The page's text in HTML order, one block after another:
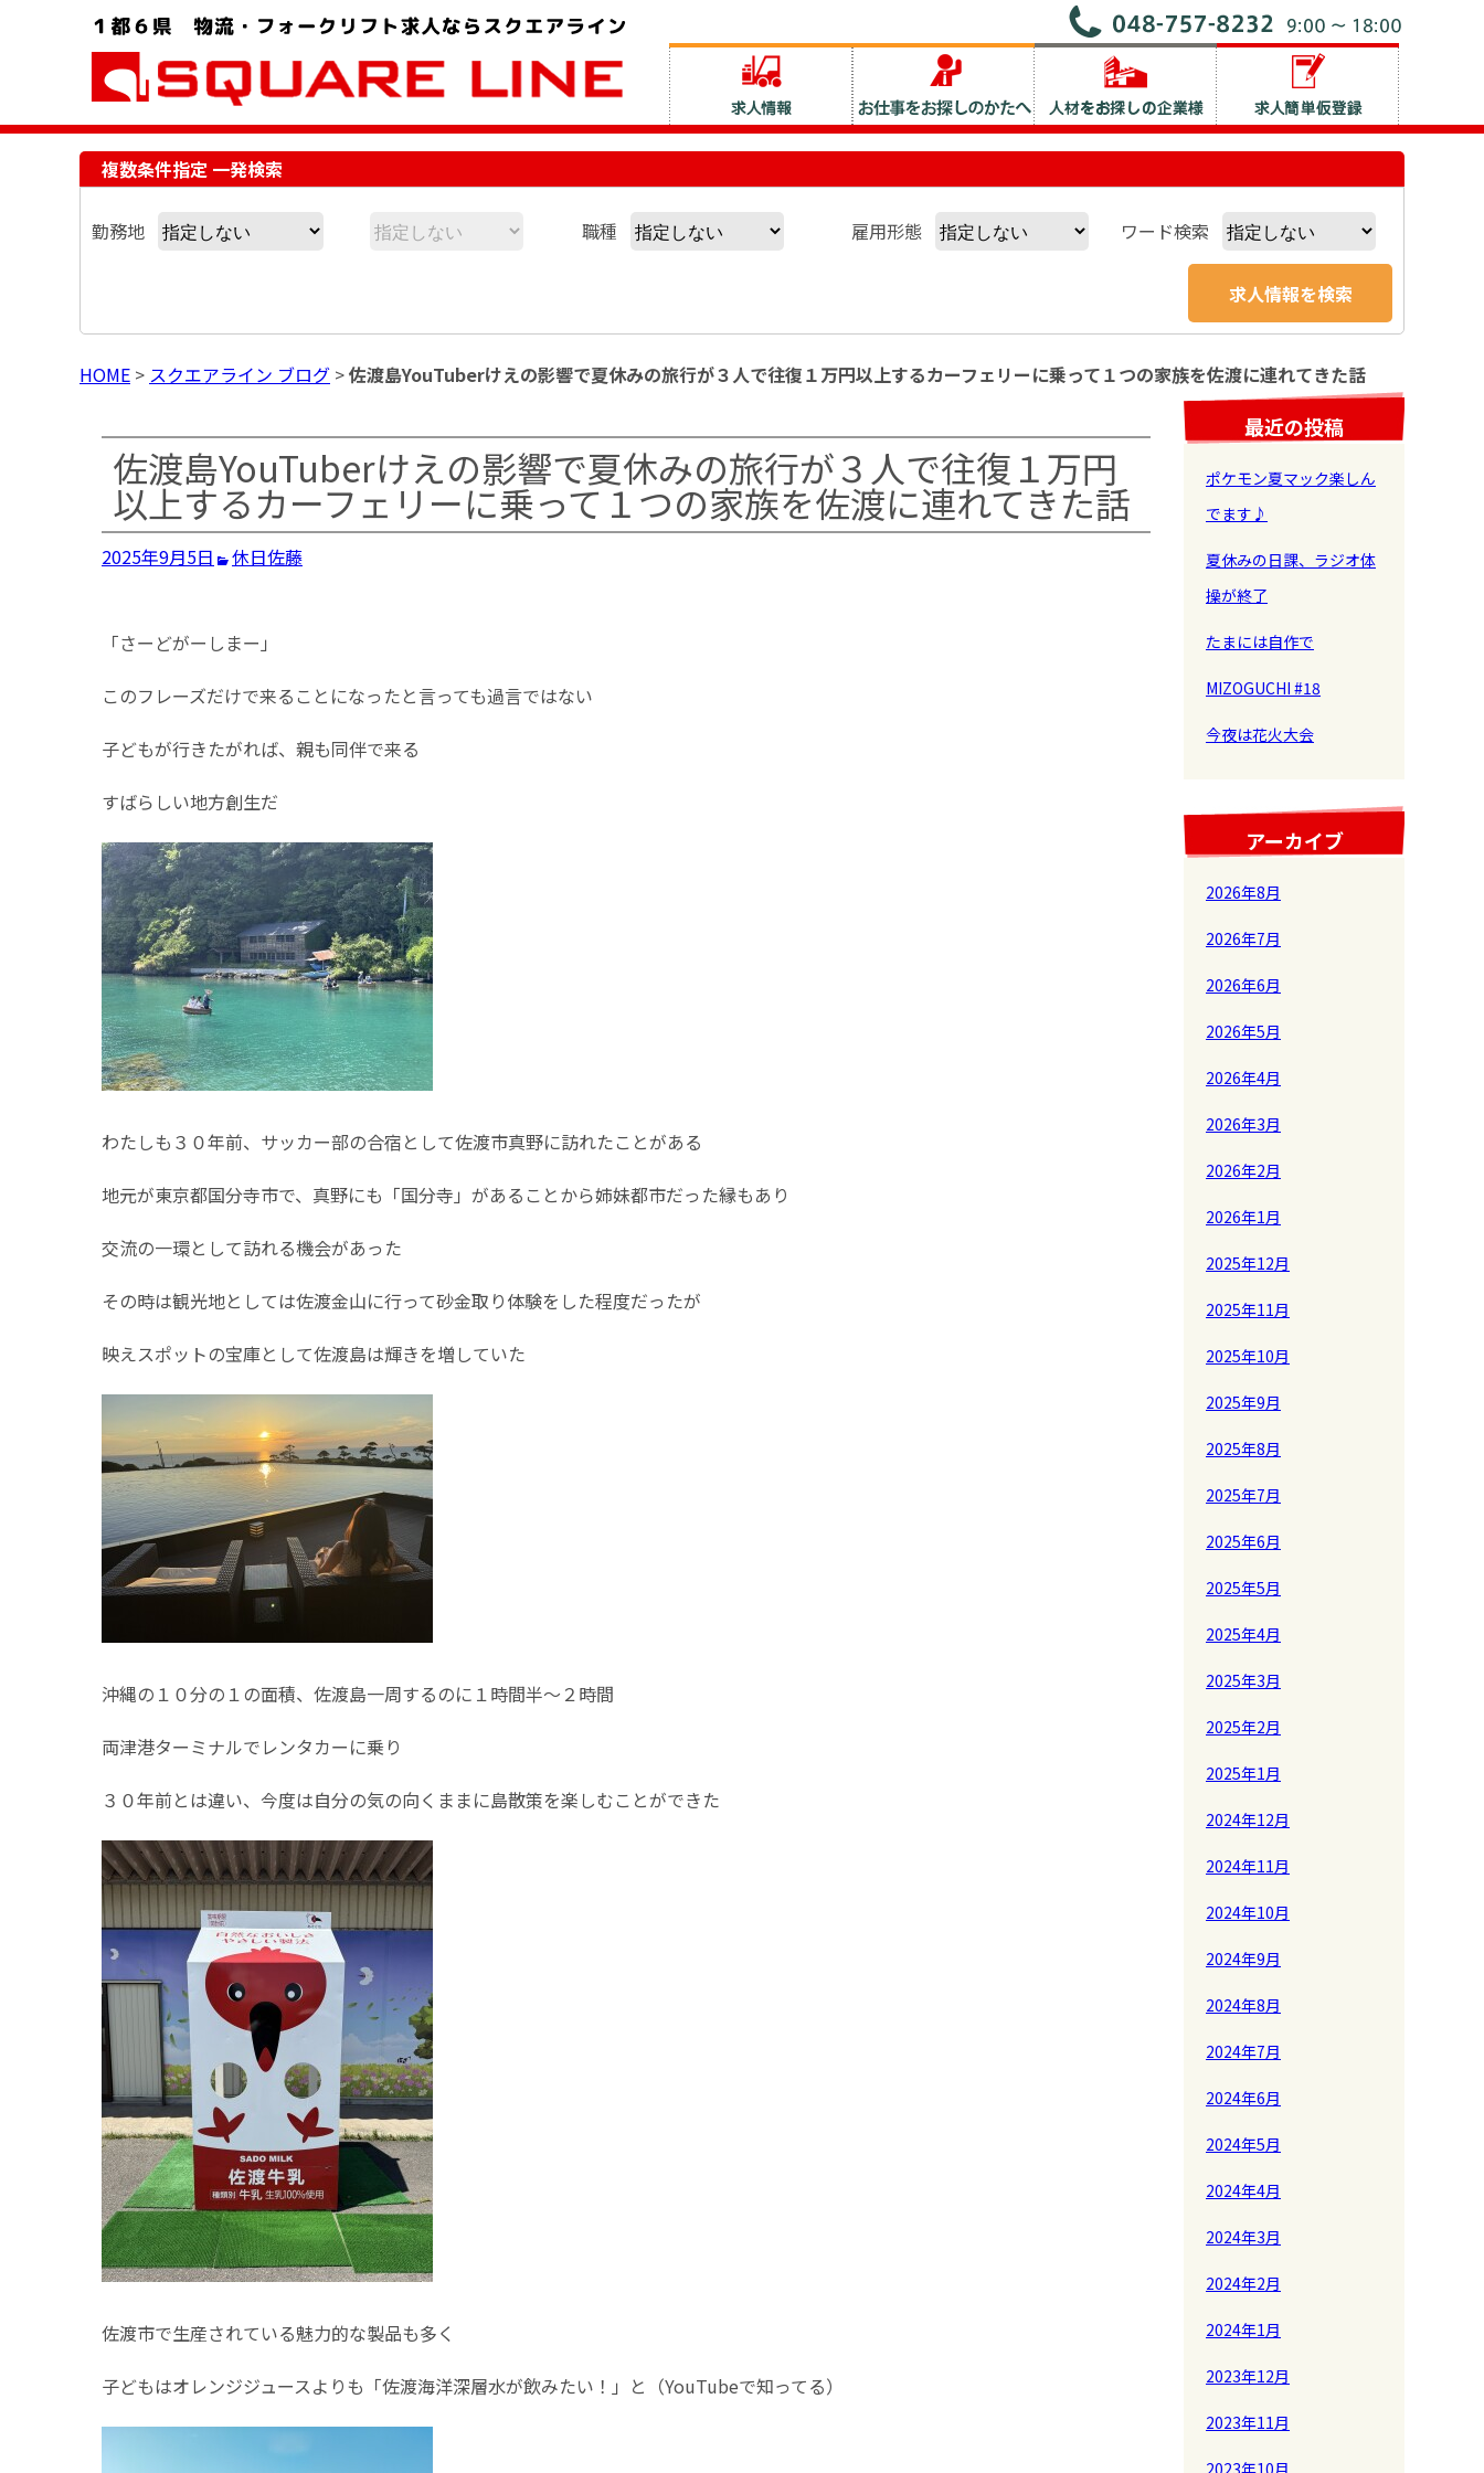
お問い合わせ電話番号：048-757-8232 受付時間 9:00 ～ 18:00
複数条件指定 一発検索
勤務地 職種 雇用形態 ワード検索
HOME > スクエアライン ブログ >佐渡島YouTuberけえの影響で夏休みの旅行が３人で往復１万円以上するカーフェリーに乗って１つの家族を佐渡に連れてきた話
佐渡島YouTuberけえの影響で夏休みの旅行が３人で往復１万円
以上するカーフェリーに乗って１つの家族を佐渡に連れてきた話
2025年9月5日 休日佐藤
「さーどがーしまー」
このフレーズだけで来ることになったと言っても過言ではない
子どもが行きたがれば、親も同伴で来る
すばらしい地方創生だ
わたしも３０年前、サッカー部の合宿として佐渡市真野に訪れたことがある
地元が東京都国分寺市で、真野にも「国分寺」があることから姉妹都市だった縁もあり
交流の一環として訪れる機会があった
その時は観光地としては佐渡金山に行って砂金取り体験をした程度だったが
映えスポットの宝庫として佐渡島は輝きを増していた
沖縄の１０分の１の面積、佐渡島一周するのに１時間半～２時間
両津港ターミナルでレンタカーに乗り
３０年前とは違い、今度は自分の気の向くままに島散策を楽しむことができた
佐渡市で生産されている魅力的な製品も多く
子どもはオレンジジュースよりも「佐渡海洋深層水が飲みたい！」と（YouTubeで知ってる）
最近の投稿
ポケモン夏マック楽しん
でます♪
夏休みの日課、ラジオ体
操が終了
たまには自作で
MIZOGUCHI #18
今夜は花火大会
アーカイブ
2026年8月
2026年7月
2026年6月
2026年5月
2026年4月
2026年3月
2026年2月
2026年1月
2025年12月
2025年11月
2025年10月
2025年9月
2025年8月
2025年7月
2025年6月
2025年5月
2025年4月
2025年3月
2025年2月
2025年1月
2024年12月
2024年11月
2024年10月
2024年9月
2024年8月
2024年7月
2024年6月
2024年5月
2024年4月
2024年3月
2024年2月
2024年1月
2023年12月
2023年11月
2023年10月